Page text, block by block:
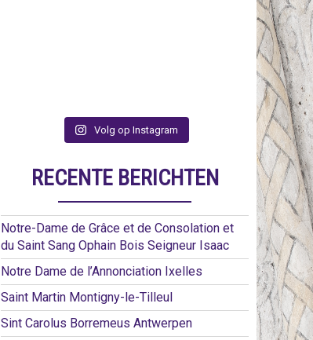
Volg op Instagram
RECENTE BERICHTEN
Notre-Dame de Grâce et de Consolation et
du Saint Sang Ophain Bois Seigneur Isaac
Notre Dame de l’Annonciation Ixelles
Saint Martin Montigny-le-Tilleul
Sint Carolus Borremeus Antwerpen